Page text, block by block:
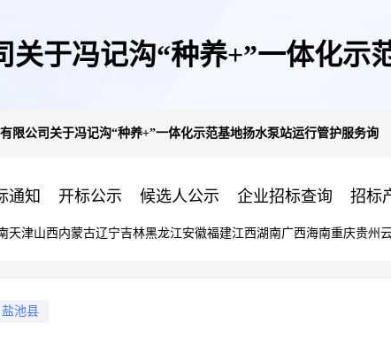
于冯记沟“种养+”一体化示
限公司关于冯记沟“种养+”一体化示范基地扬水泵站运行管护服务询
通知 开标公示 候选人公示 企业招标查询 招标
天津山西内蒙古辽宁吉林黑龙江安徽福建江西湖南广西海南重庆贵州
盐池县